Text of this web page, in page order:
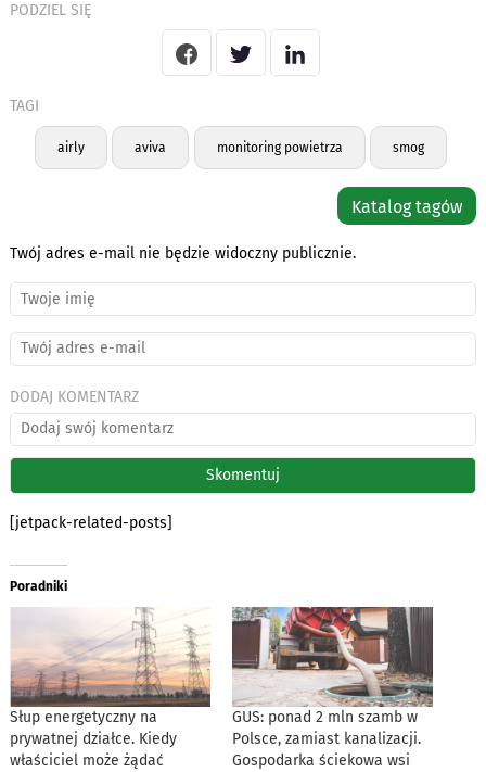
PODZIEL SIĘ
TAGI
airly aviva monitoring powietrza smog
Katalog tagów
Twój adres e-mail nie będzie widoczny publicznie.
DODAJ KOMENTARZ
[jetpack-related-posts]
Poradniki
Słup energetyczny na
prywatnej działce. Kiedy
właściciel może żądać
GUS: ponad 2 mln szamb w
Polsce, zamiast kanalizacji.
Gospodarka ściekowa wsi